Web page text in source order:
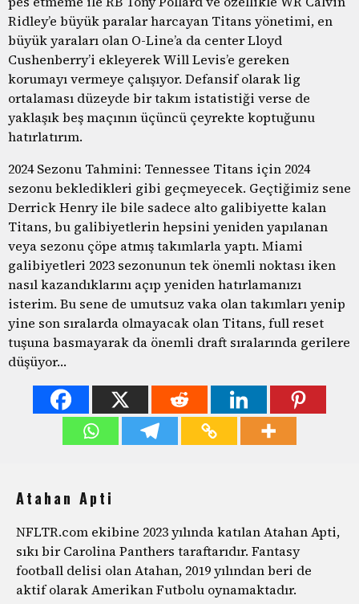
Ridley’e büyük paralar harcayan Titans yönetimi, en
büyük yaraları olan O-Line’a da center Lloyd
Cushenberry’i ekleyerek Will Levis’e gereken
korumayı vermeye çalışıyor. Defansif olarak lig
ortalaması düzeyde bir takım istatistiği verse de
yaklaşık beş maçının üçüncü çeyrekte koptuğunu
hatırlatırım.
2024 Sezonu Tahmini: Tennessee Titans için 2024
sezonu bekledikleri gibi geçmeyecek. Geçtiğimiz sene
Derrick Henry ile bile sadece alto galibiyette kalan
Titans, bu galibiyetlerin hepsini yeniden yapılanan
veya sezonu çöpe atmış takımlarla yaptı. Miami
galibiyetleri 2023 sezonunun tek önemli noktası iken
nasıl kazandıklarını açıp yeniden hatırlamanızı
isterim. Bu sene de umutsuz vaka olan takımları yenip
yine son sıralarda olmayacak olan Titans, full reset
tuşuna basmayarak da önemli draft sıralarında gerilere
düşüyor…
Atahan Apti
NFLTR.com ekibine 2023 yılında katılan Atahan Apti,
sıkı bir Carolina Panthers taraftarıdır. Fantasy
football delisi olan Atahan, 2019 yılından beri de
aktif olarak Amerikan Futbolu oynamaktadır.